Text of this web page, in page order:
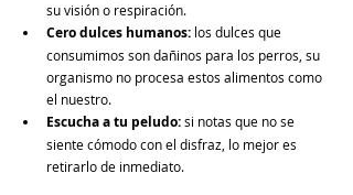
su visión o respiración.
Cero dulces humanos: los dulces que
consumimos son dañinos para los perros, su
organismo no procesa estos alimentos como
el nuestro.
Escucha a tu peludo: si notas que no se
siente cómodo con el disfraz, lo mejor es
retirarlo de inmediato.